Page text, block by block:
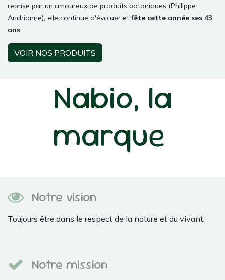
reprise par un amoureux de produits botaniques (Philippe
Andrianne), elle continue d'évoluer etfête cette année ses 43
ans.
VOIR NOS PRODUITS
Nabio, la
marque
Notre vision
Toujours être dans le respect de la nature et du vivant.
Notre mission